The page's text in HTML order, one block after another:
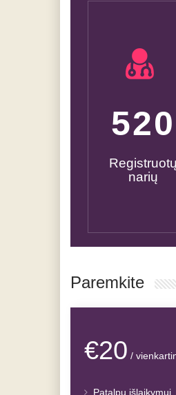
600
Registruotų
narių
Paremkite
€20 /
Patalpų išlaikymui